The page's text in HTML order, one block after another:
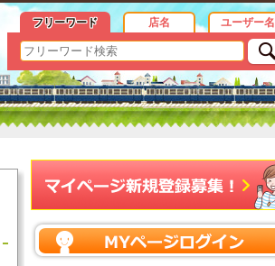
フリーワード 店名 ユーザー名